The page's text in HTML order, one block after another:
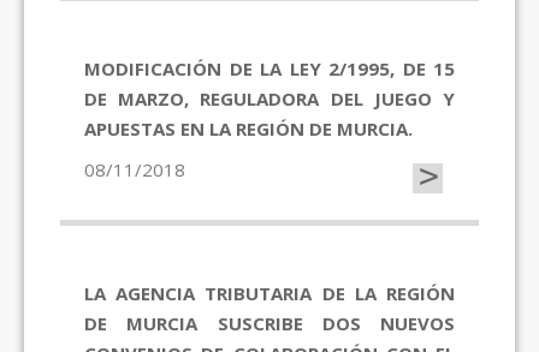
MODIFICACIÓN DE LA LEY 2/1995, DE 15
DE MARZO, REGULADORA DEL JUEGO Y
APUESTAS EN LA REGIÓN DE MURCIA.
08/11/2018
>
LA AGENCIA TRIBUTARIA DE LA REGIÓN
DE MURCIA SUSCRIBE DOS NUEVOS